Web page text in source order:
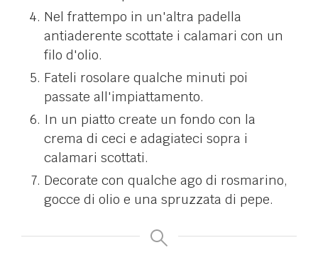
Nel frattempo in un'altra padella
antiaderente scottate i calamari con un
filo d'olio.
Fateli rosolare qualche minuti poi
passate all'impiattamento.
In un piatto create un fondo con la
crema di ceci e adagiateci sopra i
calamari scottati.
Decorate con qualche ago di rosmarino,
gocce di olio e una spruzzata di pepe.